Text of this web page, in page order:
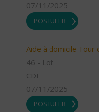
07/11/2025
POSTULER
Aide à domicile Tour
46 - Lot
CDI
07/11/2025
POSTULER